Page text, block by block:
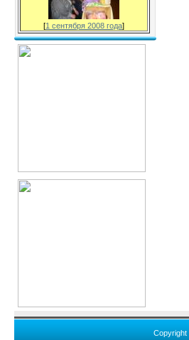
[1 сентября 2008 года]